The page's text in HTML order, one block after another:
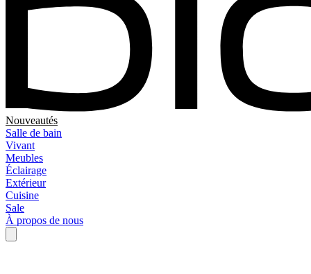
Nouveautés
Salle de bain
Vivant
Meubles
Éclairage
Extérieur
Cuisine
Sale
À propos de nous